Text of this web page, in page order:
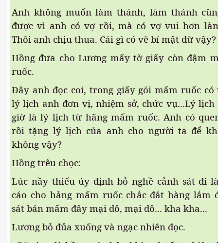
Anh không muốn làm thánh, làm thánh
được vì anh có vợ rồi, mà có vợ vui hơn
Thôi anh chịu thua. Cái gì có vẽ bí mật dữ vậy?
Hồng đưa cho Lương mấy tờ giấy còn đậm
ruốc.
Đây anh đọc coi, trong giấy gói mấm ruốc có
lý lịch anh đơn vị, nhiệm sở, chức vụ...Lý lịch
giờ là lý lịch từ hãng mấm ruốc. Anh có
rồi tặng lý lịch của anh cho người ta để
không vậy?
Hồng trêu chọc:
Lúc nầy thiếu úy định bỏ nghề cảnh sát đi
cáo cho hảng mấm ruốc chắc đắt hàng lắm
sát bán mấm đây mại dô, mại dô... kha kha...
Lương bỏ đủa xuống và ngạc nhiên đọc.
nay
16
17